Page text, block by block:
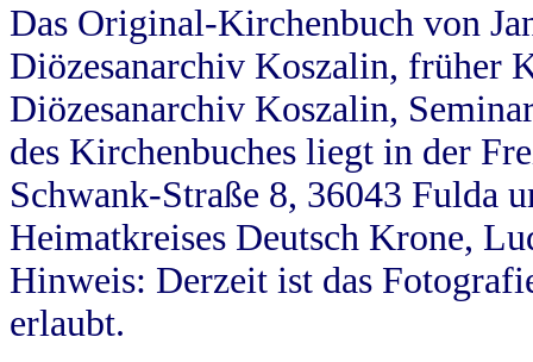
Das Original-Kirchenbuch von
Diözesanarchiv Koszalin, früher
Diözesanarchiv Koszalin,
des Kirchenbuches liegt in der
Schwank-Straße 8, 36043 Fulda
Heimatkreises Deutsch Krone,
Hinweis: Derzeit ist das
erlaubt.